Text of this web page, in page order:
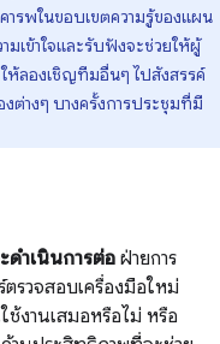
ารพในขอบเขตความรู้ของแผน
มเข้าใจและรับฟังจะช่วยให้ผู้
ห้ลองเชิญทีมอื่นๆ ไปสังสรรค์
ต่างๆ บางครั้งการประชุมที่มี
ดำเนินการต่อ ฝ่ายการ
รวจสอบเครื่องมือใหม่
งานเสมอหรือไม่ หรือ